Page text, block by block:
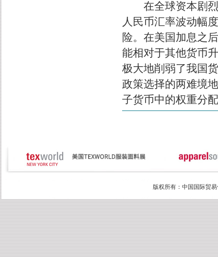
在全球资本剧烈
人民币汇率波动幅
险。在美国加息之
能相对于其他货币
极大地削弱了我国
政策选择的两难境
子货币中的权重分
版权所有：中国国际贸